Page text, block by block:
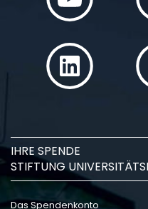
IHRE SPENDE
STIFTUNG
Das Spendenkonto